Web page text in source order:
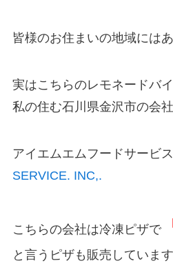
皆様のお住まいの地域には
実はこちらのレモネードバ
私の住む石川県金沢市の会社
アイエムエムフードサービス
SERVICE. INC,.
こちらの会社は冷凍ピザで
と言うピザも販売しています